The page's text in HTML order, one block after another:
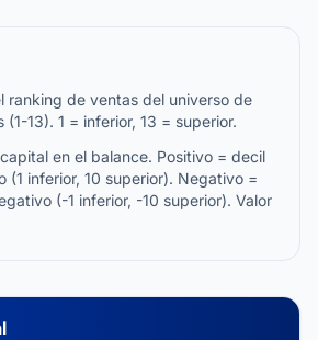
ranking de ventas del universo de
(1-13). 1 = inferior, 13 = superior.
en el balance. Positivo = decil
(1 inferior, 10 superior). Negativo =
(-1 inferior, -10 superior). Valor